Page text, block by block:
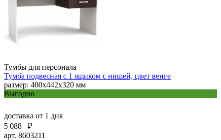
Тумбы для персонала
Тумба подвесная с 1 ящиком с нишей, цвет венге
размер: 400x442x320 мм
Выгодно
доставка от 1 дня
5 088
₽
арт. 8603211